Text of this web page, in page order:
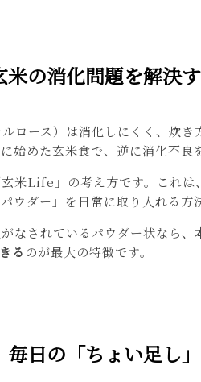
米の消化問題を解決
ロース）は消化しにくく、炊
始めた玄米食で、逆に消化不良
米Life」の考え方です。これは
ウダー」を日常に取り入れる方
なされているパウダー状なら、
る のが最大の特徴です。
毎日の「ちょい足し